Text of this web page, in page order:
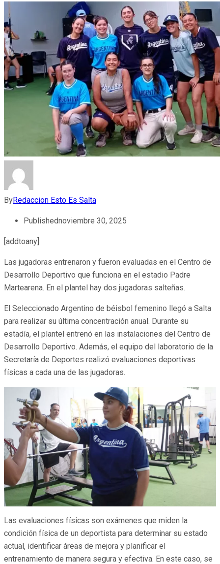
ByRedaccion Esto Es Salta
Publishednoviembre 30, 2025
[addtoany]
Las jugadoras entrenaron y fueron evaluadas en el Centro de
Desarrollo Deportivo que funciona en el estadio Padre
Martearena. En el plantel hay dos jugadoras salteñas.
El Seleccionado Argentino de béisbol femenino llegó a Salta
para realizar su última concentración anual. Durante su
estadía, el plantel entrenó en las instalaciones del Centro de
Desarrollo Deportivo. Además, el equipo del laboratorio de la
Secretaría de Deportes realizó evaluaciones deportivas
físicas a cada una de las jugadoras.
Las evaluaciones físicas son exámenes que miden la
condición física de un deportista para determinar su estado
actual, identificar áreas de mejora y planificar el
entrenamiento de manera segura y efectiva. En este caso, se